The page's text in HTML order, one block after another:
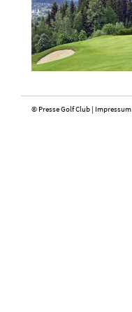
© Presse Golf Club | Impressum